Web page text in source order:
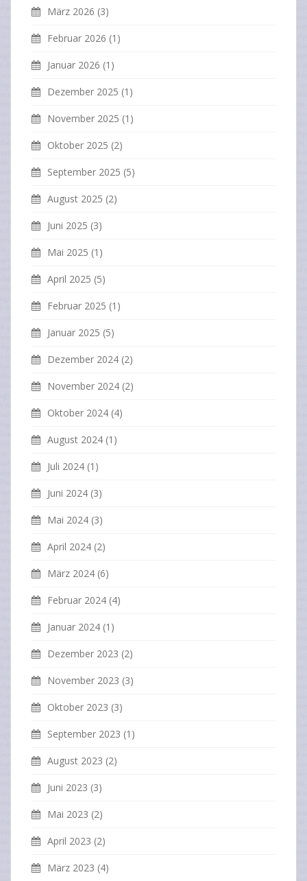
März 2026 (3)
Februar 2026 (1)
Januar 2026 (1)
Dezember 2025 (1)
November 2025 (1)
Oktober 2025 (2)
September 2025 (5)
August 2025 (2)
Juni 2025 (3)
Mai 2025 (1)
April 2025 (5)
Februar 2025 (1)
Januar 2025 (5)
Dezember 2024 (2)
November 2024 (2)
Oktober 2024 (4)
August 2024 (1)
Juli 2024 (1)
Juni 2024 (3)
Mai 2024 (3)
April 2024 (2)
März 2024 (6)
Februar 2024 (4)
Januar 2024 (1)
Dezember 2023 (2)
November 2023 (3)
Oktober 2023 (3)
September 2023 (1)
August 2023 (2)
Juni 2023 (3)
Mai 2023 (2)
April 2023 (2)
März 2023 (4)